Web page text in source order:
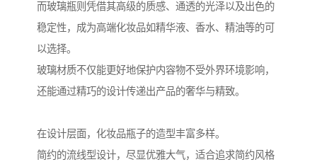
而玻璃瓶则凭借其高级的质感、通透的光泽以及出色的
稳定性，成为高端化妆品如精华液、香水、精油等的可
以选择。
玻璃材质不仅能更好地保护内容物不受外界环境影响，
还能通过精巧的设计传递出产品的奢华与精致。
在设计层面，化妆品瓶子的造型丰富多样。
简约的流线型设计，尽显优雅大气，适合追求简约风格